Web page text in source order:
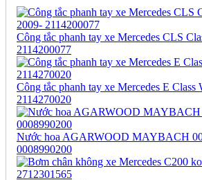
Công tắc phanh tay xe Mercedes CLS
2114200077
Công tắc phanh tay xe Mercedes E Class
2114270020
Nước hoa AGARWOOD MAYBACH
0008990200